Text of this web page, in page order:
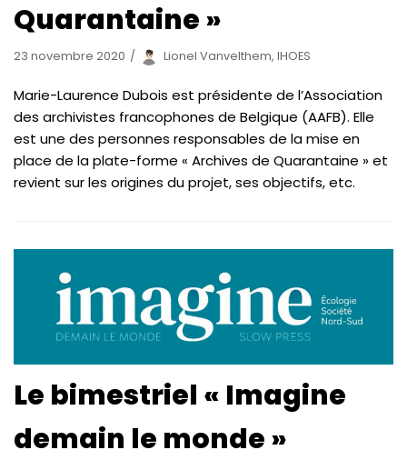
Quarantaine »
23 novembre 2020 Lionel Vanvelthem, IHOES
Marie-Laurence Dubois est présidente de l’Association
des archivistes francophones de Belgique (AAFB). Elle
est une des personnes responsables de la mise en
place de la plate-forme « Archives de Quarantaine » et
revient sur les origines du projet, ses objectifs, etc.
Le bimestriel « Imagine
demain le monde »